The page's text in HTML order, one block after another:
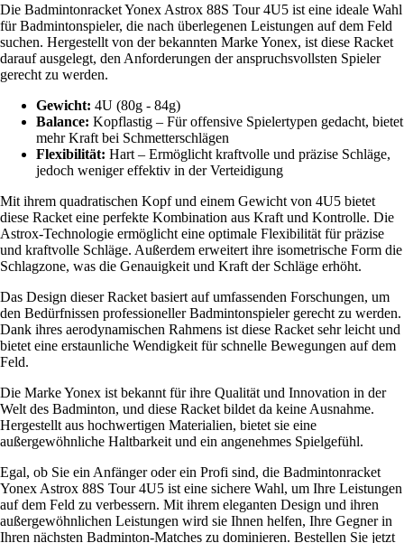
Die Badmintonracket Yonex Astrox 88S Tour 4U5 ist eine ideale Wahl
für Badmintonspieler, die nach überlegenen Leistungen auf dem Feld
suchen. Hergestellt von der bekannten Marke Yonex, ist diese Racket
darauf ausgelegt, den Anforderungen der anspruchsvollsten Spieler
gerecht zu werden.
Gewicht: 4U (80g - 84g)
Balance: Kopflastig – Für offensive Spielertypen gedacht, bietet
mehr Kraft bei Schmetterschlägen
Flexibilität: Hart – Ermöglicht kraftvolle und präzise Schläge,
jedoch weniger effektiv in der Verteidigung
Mit ihrem quadratischen Kopf und einem Gewicht von 4U5 bietet
diese Racket eine perfekte Kombination aus Kraft und Kontrolle. Die
Astrox-Technologie ermöglicht eine optimale Flexibilität für präzise
und kraftvolle Schläge. Außerdem erweitert ihre isometrische Form die
Schlagzone, was die Genauigkeit und Kraft der Schläge erhöht.
Das Design dieser Racket basiert auf umfassenden Forschungen, um
den Bedürfnissen professioneller Badmintonspieler gerecht zu werden.
Dank ihres aerodynamischen Rahmens ist diese Racket sehr leicht und
bietet eine erstaunliche Wendigkeit für schnelle Bewegungen auf dem
Feld.
Die Marke Yonex ist bekannt für ihre Qualität und Innovation in der
Welt des Badminton, und diese Racket bildet da keine Ausnahme.
Hergestellt aus hochwertigen Materialien, bietet sie eine
außergewöhnliche Haltbarkeit und ein angenehmes Spielgefühl.
Egal, ob Sie ein Anfänger oder ein Profi sind, die Badmintonracket
Yonex Astrox 88S Tour 4U5 ist eine sichere Wahl, um Ihre Leistungen
auf dem Feld zu verbessern. Mit ihrem eleganten Design und ihren
außergewöhnlichen Leistungen wird sie Ihnen helfen, Ihre Gegner in
Ihren nächsten Badminton-Matches zu dominieren. Bestellen Sie jetzt